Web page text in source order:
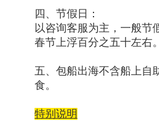
四、节假日：
以咨询客服为主，一般节
春节上浮百分之五十左右
五、包船出海不含船上自
食。
特别说明